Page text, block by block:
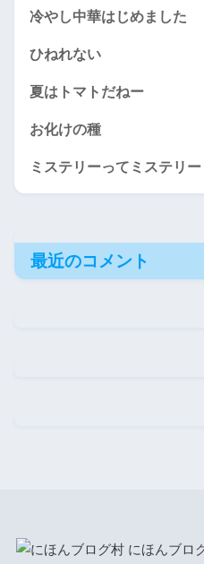
冷やし中華はじめました
ひねれない
夏はトマトだねー
お化けの種
ミステリーってミステリー
最近のコメント